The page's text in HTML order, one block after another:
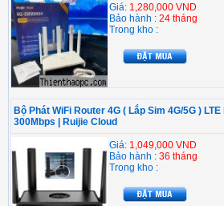
Giá: 1,280,000 VND
Bảo hành : 24 tháng
Trong kho :
Bộ Phát WiFi Router 4G ( Lắp Sim 4G/5G )
300Mbps | Ruijie Cloud
Giá: 1,049,000 VND
Bảo hành : 36 tháng
Trong kho :